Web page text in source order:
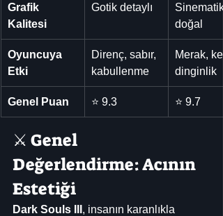
Grafik
Kalitesi
Gotik detaylı
doğal
Oyuncuya
Etki
Direnç, sabır,
kabullenme
Merak,
dinginlik
Genel Puan ⭐ 9.3 ⭐ 9.7
⚔️ Genel
Değerlendirme: Acının
Estetiği
Dark Souls III , insanın karanlıkla